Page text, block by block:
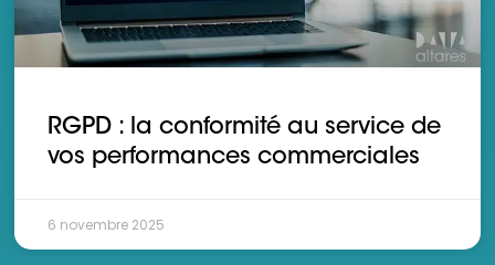
RGPD : la conformité au service de
vos performances commerciales
6 novembre 2025